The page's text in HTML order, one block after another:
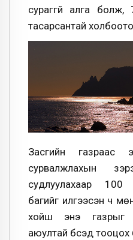
сураггүй алга болж,
тасарсантай
Засгийн газраас
сурвалжлахын
судлуулахаар 100
багийг илгээсэн ч
хойш энэ газрыг
аюултай бүсэд